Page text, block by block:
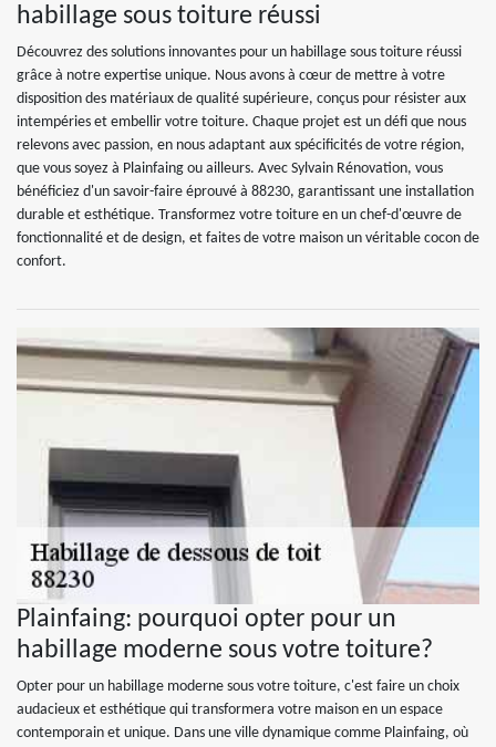
habillage sous toiture réussi
Découvrez des solutions innovantes pour un habillage sous toiture réussi
grâce à notre expertise unique. Nous avons à cœur de mettre à votre
disposition des matériaux de qualité supérieure, conçus pour résister aux
intempéries et embellir votre toiture. Chaque projet est un défi que nous
relevons avec passion, en nous adaptant aux spécificités de votre région,
que vous soyez à Plainfaing ou ailleurs. Avec Sylvain Rénovation, vous
bénéficiez d'un savoir-faire éprouvé à 88230, garantissant une installation
durable et esthétique. Transformez votre toiture en un chef-d'œuvre de
fonctionnalité et de design, et faites de votre maison un véritable cocon de
confort.
Plainfaing: pourquoi opter pour un
habillage moderne sous votre toiture?
Opter pour un habillage moderne sous votre toiture, c'est faire un choix
audacieux et esthétique qui transformera votre maison en un espace
contemporain et unique. Dans une ville dynamique comme Plainfaing, où